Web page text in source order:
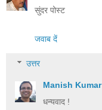
सुंदर पोस्ट
जवाब दें
उत्तर
Manish Kumar
धन्यवाद !